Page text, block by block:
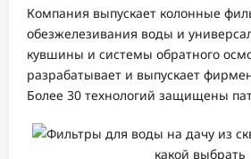
Компания выпускает колонные
обезжелезивания воды и
кувшины и системы обратного
разрабатывает и выпускает
Более 30 технологий защищены